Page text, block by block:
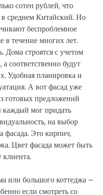
сотен рублей, что
среднем Китайский. Но
беспроблемное
в течение многих лет.
Дома строятся с учетом
соответственно будут
Удобная планировка и
А вот фасад уже
готовых предложений
каждый мог придать
на выбор
фасада. Это кирпич,
Цвет фасада может быть
клиента.
или большого коттеджа –
если смотреть со